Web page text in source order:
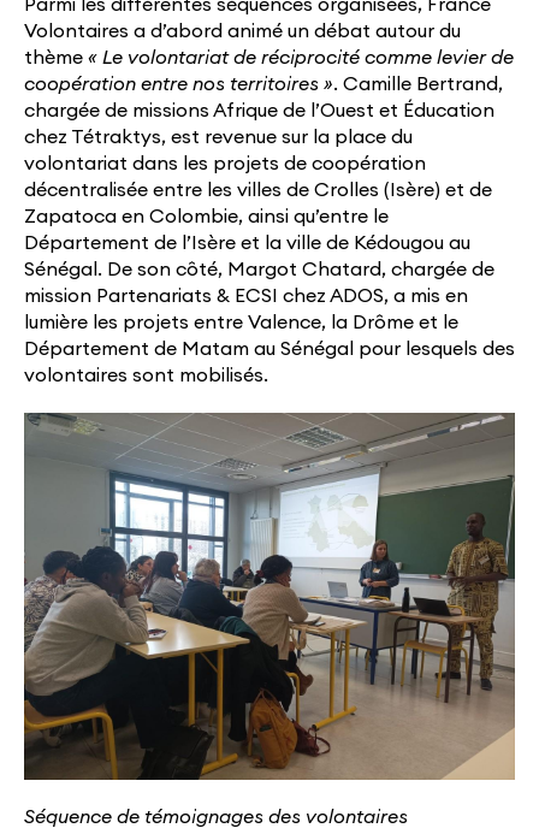
Parmi les différentes séquences organisées, France
Volontaires a d’abord animé un débat autour du
thème « Le volontariat de réciprocité comme levier de
coopération entre nos territoires ». Camille Bertrand,
chargée de missions Afrique de l’Ouest et Éducation
chez Tétraktys, est revenue sur la place du
volontariat dans les projets de coopération
décentralisée entre les villes de Crolles (Isère) et de
Zapatoca en Colombie, ainsi qu’entre le
Département de l’Isère et la ville de Kédougou au
Sénégal. De son côté, Margot Chatard, chargée de
mission Partenariats & ECSI chez ADOS, a mis en
lumière les projets entre Valence, la Drôme et le
Département de Matam au Sénégal pour lesquels des
volontaires sont mobilisés.
Séquence de témoignages des volontaires